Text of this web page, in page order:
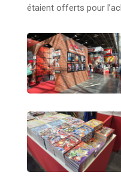
étaient offerts pour